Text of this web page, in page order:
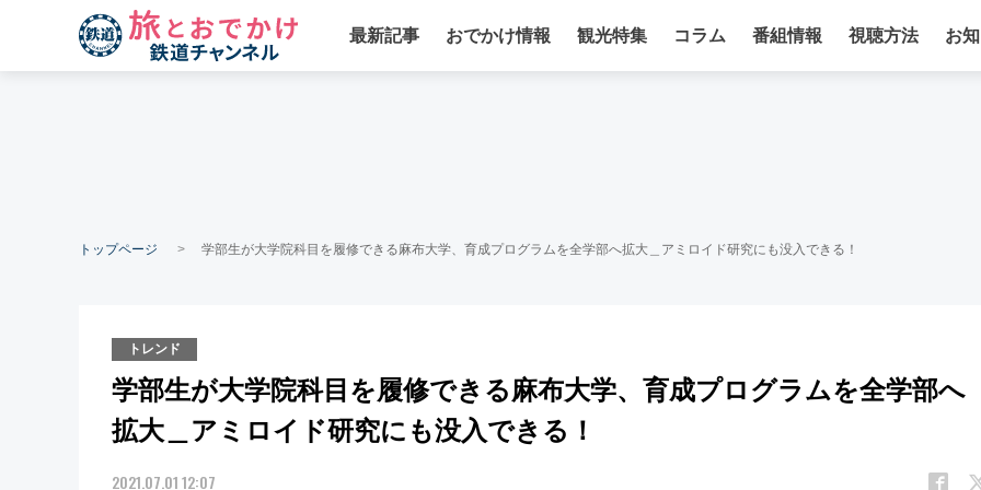
最新記事 おでかけ情報 観光特集 コラム 番組情報 視聴方法 お
トップページ 学部生が大学院科目を履修できる麻布大学、育成プログラムを全学部へ拡大＿アミロイド研究にも没入できる！
トレンド
学部生が大学院科目を履修できる麻布大学、育成プログラムを全学部へ
拡大＿アミロイド研究にも没入できる！
2021.07.01 12:07